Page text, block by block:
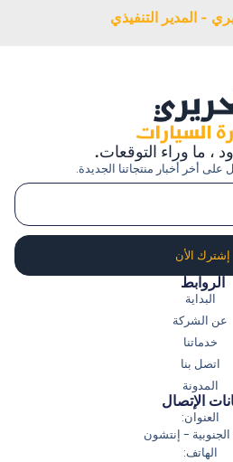
- المدير التنفيذي
، ما وراء التوقعات.
أخر أخبار منتجاتنا الجديدة.
إشترك الأن
الروابط
البداية
عن الشركة
خدماتنا
اتصل بنا
المدونة
الإتصال
العنوان:
الجنوبية - إنتشون
الهاتف: